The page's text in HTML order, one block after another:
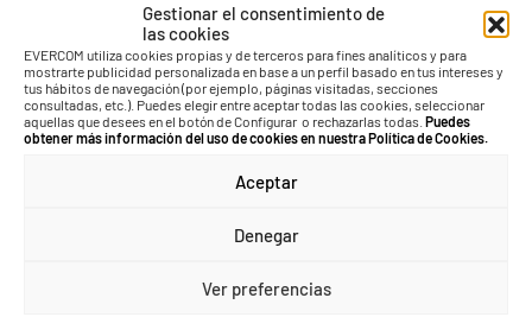
Gestionar el consentimiento de
las cookies
EVERCOM utiliza cookies propias y de terceros para fines analíticos y para
mostrarte publicidad personalizada en base a un perfil basado en tus intereses y
tus hábitos de navegación (por ejemplo, páginas visitadas, secciones
consultadas, etc.). Puedes elegir entre aceptar todas las cookies, seleccionar
aquellas que desees en el botón de Configurar o rechazarlas todas. Puedes
obtener más información del uso de cookies en nuestra Política de Cookies.
Aceptar
Denegar
Ver preferencias
Después de haber entendido las principales
razones que hacen de la empatía un valor
imprescindible en el contexto social actual, surge la
pregunta:¿cómo podemos integrarla de manera
efectiva en el ámbito de la comunicación?
1.Escucha activa:prestar especial atención a las
paso para practicar la empatía.
del target de nuestra marca, conseguiremos
despierten algún interés y/o emoción.